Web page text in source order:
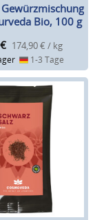
Bio, 100 g
€ 174,90 € / kg
1-3 Tage